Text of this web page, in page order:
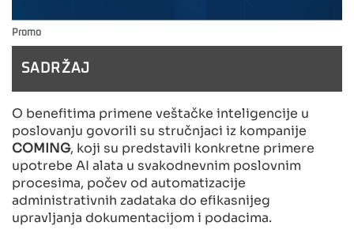
Promo
SADRŽAJ
O benefitima primene veštačke inteligencije u
poslovanju govorili su stručnjaci iz kompanije
COMING, koji su predstavili konkretne primere
upotrebe AI alata u svakodnevnim poslovnim
procesima, počev od automatizacije
administrativnih zadataka do efikasnijeg
upravljanja dokumentacijom i podacima.